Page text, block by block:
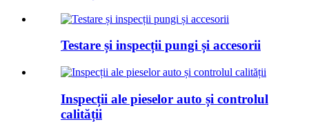
Testare și inspecții pungi și accesorii
Inspecții ale pieselor auto și controlul
calității